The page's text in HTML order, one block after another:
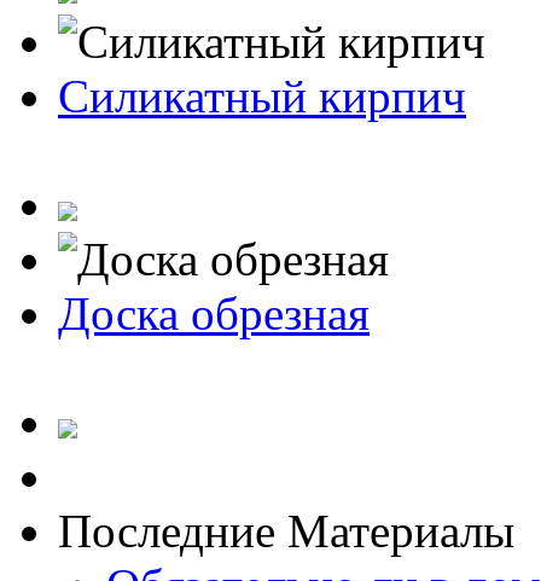
Силикатный кирпич
Доска обрезная
Последние Материалы